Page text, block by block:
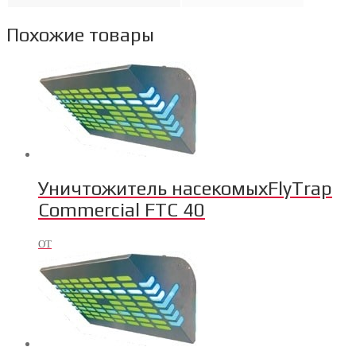
Похожие товары
Уничтожитель насекомыхFlyTrap
Commercial FTC 40
ОТ